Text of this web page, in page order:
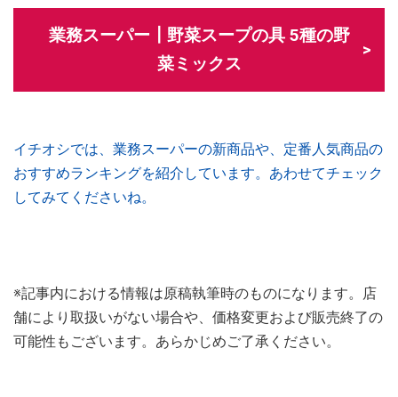
業務スーパー┃野菜スープの具 5種の野
菜ミックス
イチオシでは、業務スーパーの新商品や、定番人気商品の
おすすめランキングを紹介しています。あわせてチェック
してみてくださいね。
※記事内における情報は原稿執筆時のものになります。店
舗により取扱いがない場合や、価格変更および販売終了の
可能性もございます。あらかじめご了承ください。